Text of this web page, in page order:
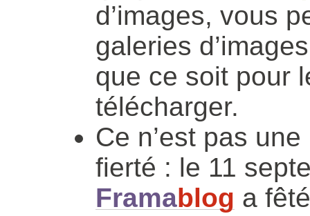
d’images, vous
galeries
que ce soit pour
télécharger.
Ce n’est pas
fierté : le 11
Framablog a